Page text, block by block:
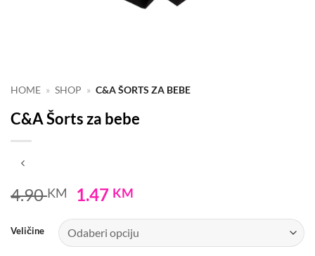
HOME » SHOP » C&A ŠORTS ZA BEBE
C&A Šorts za bebe
4.90KM
Original
was:
4.90 KM.
1.47 KM
is:
1.47 KM.
Veličine